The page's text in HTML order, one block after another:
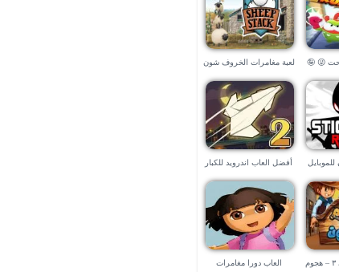
😜 🤪
لعبة مغامرات الخروف شون
أفضل العاب اندرويد للكبار
العاب ام بي سي ٣ – هجوم
العاب دورا مغامرات